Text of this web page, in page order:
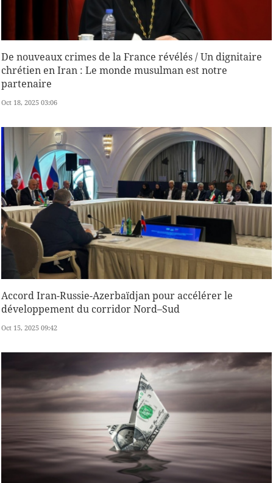
De nouveaux crimes de la France révélés / Un dignitaire
chrétien en Iran : Le monde musulman est notre
partenaire
Oct 18, 2025 03:06
Accord Iran-Russie-Azerbaïdjan pour accélérer le
développement du corridor Nord–Sud
Oct 15, 2025 09:42